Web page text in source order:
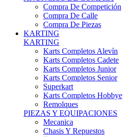
Compra De Calle
Compra De Piezas
KARTING
KARTING
Karts Completos Alevín
Karts Completos Cadete
Karts Completos Junior
Karts Completos Senior
Superkart
Karts Completos Hobbye
Remolques
PIEZAS Y EQUIPACIONES
Mecanica
Chasis Y Repuestos
Frenos